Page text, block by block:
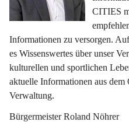
CITIES
Informationen zu versorgen.
es Wissenswertes über unser
kulturellen und sportlichen
aktuelle Informationen aus dem
Verwaltung.
Bürgermeister Roland Nöhrer